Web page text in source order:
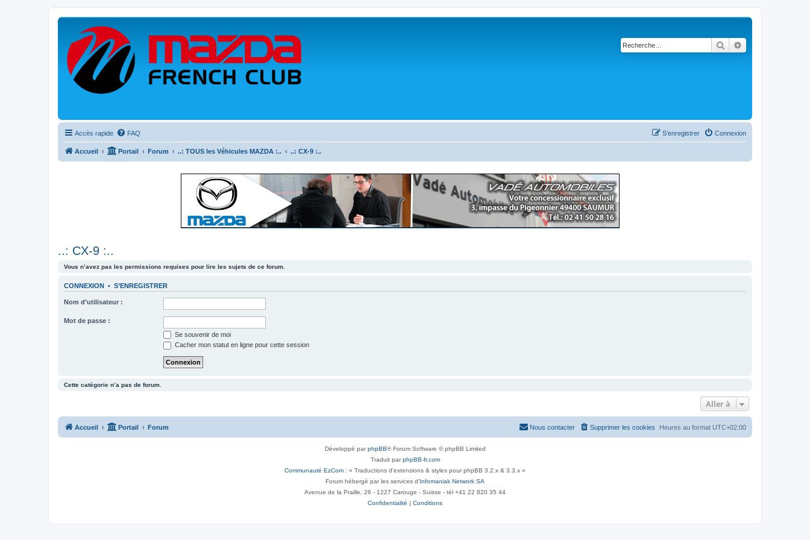
Rechercher
Accès rapide FAQ Connexion
S’enregistrer
Accueil Portail Forum ..: TOUS les Véhicules MAZDA :.. ..: CX-9 :..
..: CX-9 :..
Vous n’avez pas les permissions requises pour lire les sujets de ce forum.
CONNEXION • S’ENREGISTRER
Nom d’utilisateur :
Mot de passe :
Se souvenir de moi
Cacher mon statut en ligne pour cette session
Cette catégorie n’a pas de forum.
Aller à
Accueil Portail Forum Heures au format UTC+02:00
Supprimer les cookies
Nous contacter
Développé parphpBB® Forum Software © phpBB Limited
Traduit parphpBB-fr.com
Communauté EzCom : « Traductions d'extensions & styles pour phpBB 3.2.x & 3.3.x »
Forum hébergé par les services d’Infomaniak Network SA
Avenue de la Praille, 26 - 1227 Carouge - Suisse - tél +41 22 820 35 44
Confidentialité | Conditions